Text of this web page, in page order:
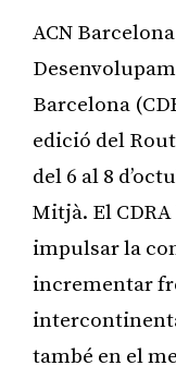
ACN
Barcelona
edició del
del 6 al 8
Mitjà. El
impulsar la
incrementar
també en el